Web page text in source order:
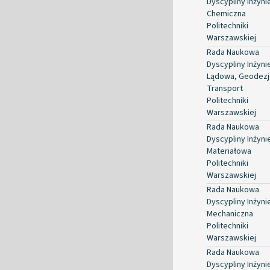
Chemiczna
Politechniki
Warszawskiej
Rada Naukowa
Dyscypliny
Lądowa,
Transport
Politechniki
Warszawskiej
Rada Naukowa
Dyscypliny
Materiałowa
Politechniki
Warszawskiej
Rada Naukowa
Dyscypliny
Mechaniczna
Politechniki
Warszawskiej
Rada Naukowa
Dyscypliny